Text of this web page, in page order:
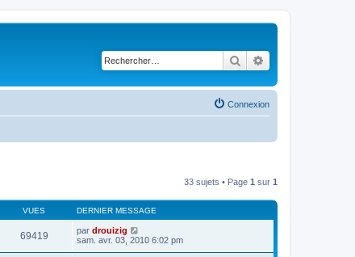
Rechercher
Connexion
33 sujets • Page 1 sur 1
VUES DERNIER MESSAGE
69419 par drouizig
sam. avr. 03, 2010 6:02 pm